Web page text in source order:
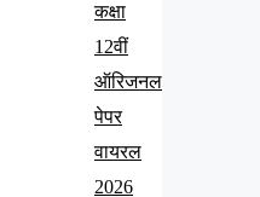
कक्षा
12वीं
ऑरिजनल
पेपर
वायरल
2026